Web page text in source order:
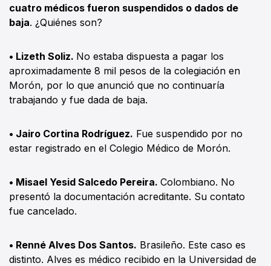
cuatro médicos fueron suspendidos o dados de
baja. ¿Quiénes son?
• Lizeth Soliz. No estaba dispuesta a pagar los
aproximadamente 8 mil pesos de la colegiación en
Morón, por lo que anunció que no continuaría
trabajando y fue dada de baja.
• Jairo Cortina Rodríguez. Fue suspendido por no
estar registrado en el Colegio Médico de Morón.
• Misael Yesid Salcedo Pereira. Colombiano. No
presentó la documentación acreditante. Su contato
fue cancelado.
• Renné Alves Dos Santos. Brasileño. Este caso es
distinto. Alves es médico recibido en la Universidad de